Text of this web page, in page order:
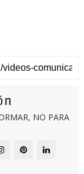
NO PARA